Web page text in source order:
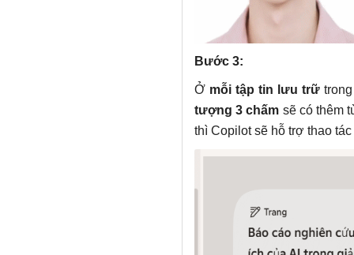
Bước 3:
Ở mỗi tập tin lưu trữtrong
tượng 3 chấm sẽ có thêm
thì Copilot sẽ hỗ trợ thao